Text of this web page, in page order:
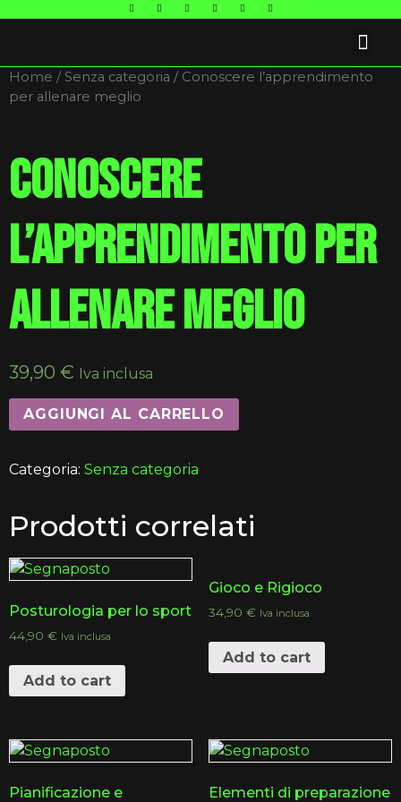
Home / Senza categoria / Conoscere l’apprendimento
per allenare meglio
Conoscere
l’apprendimento per
allenare meglio
39,90 € Iva inclusa
AGGIUNGI AL CARRELLO
Categoria: Senza categoria
Prodotti correlati
Posturologia per lo sport
44,90 € Iva inclusa
Add to cart
Gioco e Rigioco
34,90 € Iva inclusa
Add to cart
Pianificazione e
Elementi di preparazione